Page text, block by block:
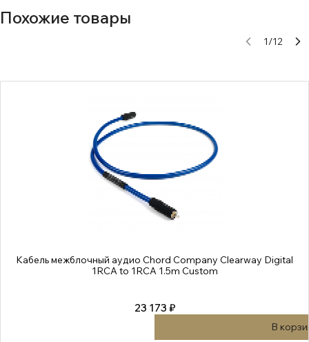
Похожие товары
1/12
Кабель межблочный аудио Chord Company Clearway Digital
1RCA to 1RCA 1.5m Custom
23 173 ₽
В